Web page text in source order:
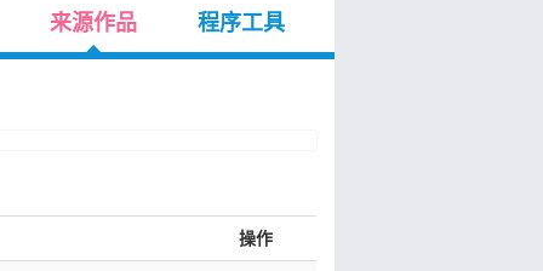
来源作品 程序工具
操作